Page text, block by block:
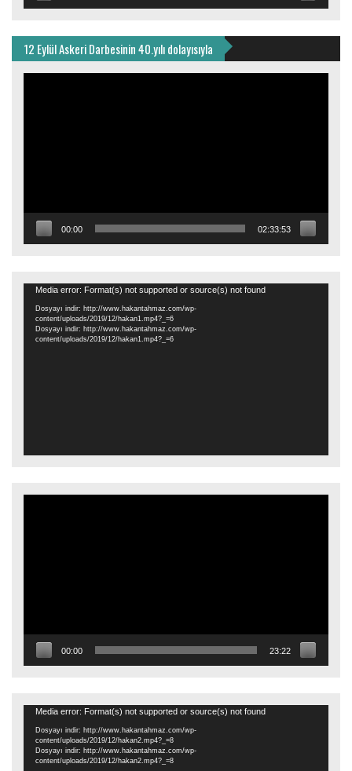
12 Eylül Askeri Darbesinin 40.yılı dolayısıyla
00:00 02:33:53
Video
oynatıcı
Media error: Format(s) not supported or source(s) not found
Dosyayı indir: http://www.hakantahmaz.com/wp-
content/uploads/2019/12/hakan1.mp4?_=6
Dosyayı indir: http://www.hakantahmaz.com/wp-
content/uploads/2019/12/hakan1.mp4?_=6
00:00 23:22
Video
oynatıcı
Media error: Format(s) not supported or source(s) not found
Dosyayı indir: http://www.hakantahmaz.com/wp-
content/uploads/2019/12/hakan2.mp4?_=8
Dosyayı indir: http://www.hakantahmaz.com/wp-
content/uploads/2019/12/hakan2.mp4?_=8